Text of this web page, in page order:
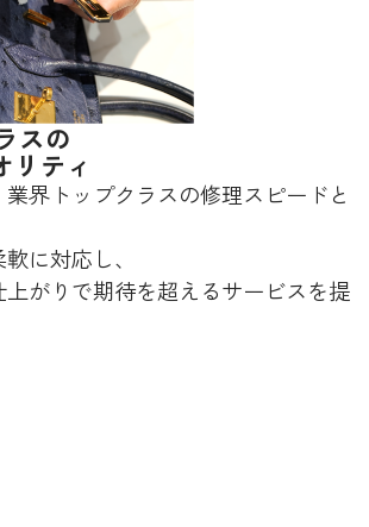
スの
ティ
界トップクラスの修理スピードと
に対応し、
がりで期待を超えるサービスを提